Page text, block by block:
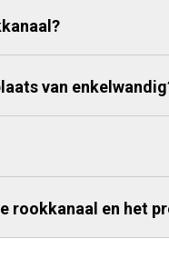
van
rookkanaal en het